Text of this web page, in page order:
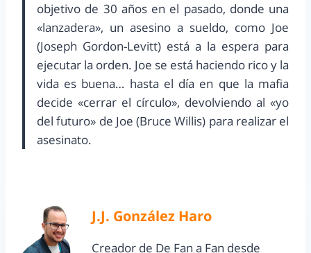
objetivo de 30 años en el pasado, donde una
«lanzadera», un asesino a sueldo, como Joe
(Joseph Gordon-Levitt) está a la espera para
ejecutar la orden. Joe se está haciendo rico y la
vida es buena… hasta el día en que la mafia
decide «cerrar el círculo», devolviendo al «yo
del futuro» de Joe (Bruce Willis) para realizar el
asesinato.
J.J. González Haro
Creador de De Fan a Fan desde